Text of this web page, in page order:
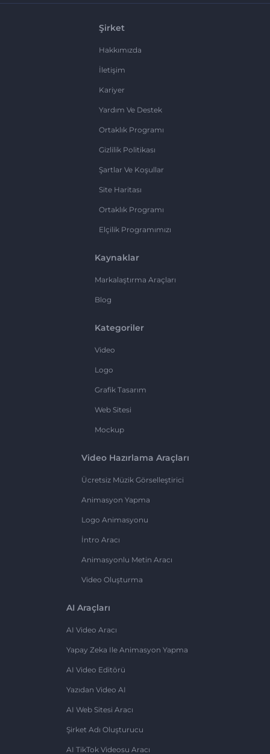
Şirket
Hakkımızda
İletişim
Kariyer
Yardım Ve Destek
Ortaklık Programı
Gizlilik Politikası
Şartlar Ve Koşullar
Site Haritası
Ortaklık Programı
Elçilik Programımızı
Kaynaklar
Markalaştırma Araçları
Blog
Kategoriler
Video
Logo
Grafik Tasarım
Web Sitesi
Mockup
Video Hazırlama Araçları
Ücretsiz Müzik Görselleştirici
Animasyon Yapma
Logo Animasyonu
İntro Aracı
Animasyonlu Metin Aracı
Video Oluşturma
AI Araçları
AI Video Aracı
Yapay Zeka Ile Animasyon Yapma
AI Video Editörü
Yazıdan Video AI
AI Web Sitesi Aracı
Şirket Adı Oluşturucu
AI TikTok Videosu Aracı